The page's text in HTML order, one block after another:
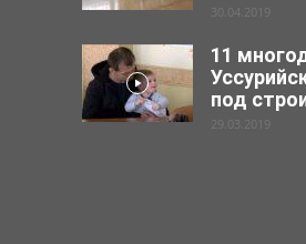
30.04.2019
11
под
29.03.2019